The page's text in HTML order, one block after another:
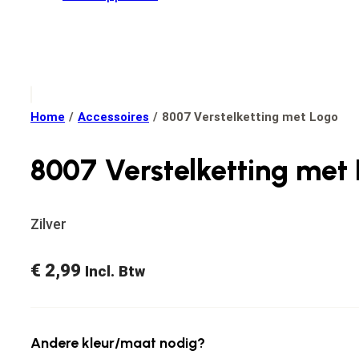
Home / Accessoires / 8007 Verstelketting met Logo
8007 Verstelketting met
Zilver
€ 2,99 Incl. Btw
Andere kleur/maat nodig?